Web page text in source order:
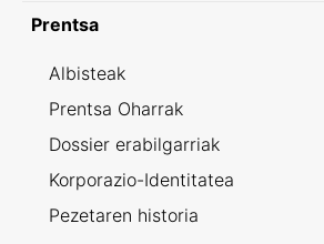
Prentsa
Albisteak
Prentsa Oharrak
Dossier erabilgarriak
Korporazio-Identitatea
Pezetaren historia